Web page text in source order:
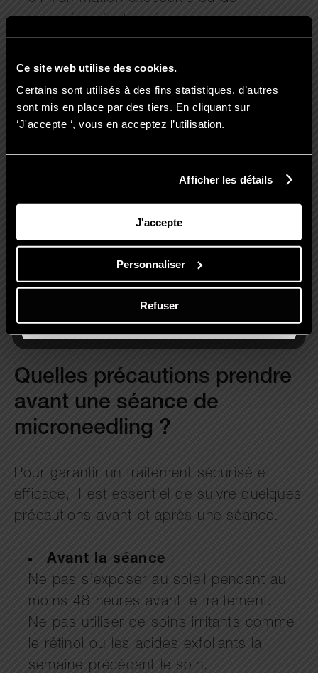
Ce site web utilise des cookies.
Certains sont utilisés à des fins statistiques, d’autres
sont mis en place par des tiers. En cliquant sur
‘J'accepte ‘, vous en acceptez l’utilisation.
Afficher les détails
J'accepte
Personnaliser
Refuser
mauvaise cicatrisation.
Le diabète non contrôlé
Le diabète affecte lacicatrisation
augmente le risque d’infection cutanée
après la séance.
Les antécédents de cancer de la
Toute personne ayant des antécédents
Quelles précautions prendre
avant une séance de
microneedling ?
Pour garantir un traitement sécurisé et
efficace, il est essentiel de suivre quelques
précautions avant et après une séance.
Avant la séance :
Ne pas s’exposer au soleil pendant au
moins 48 heures avant le traitement.
Ne pas utiliser de soins irritants comme
le rétinol ou les acides exfoliants la
semaine précédant le soin.